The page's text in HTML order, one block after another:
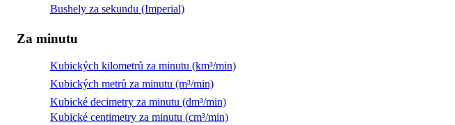
Bushely za sekundu (Imperial)
Za minutu
Kubických kilometrů za minutu (km³/min)
Kubických metrů za minutu (m³/min)
Kubické decimetry za minutu (dm³/min)
Kubické centimetry za minutu (cm³/min)